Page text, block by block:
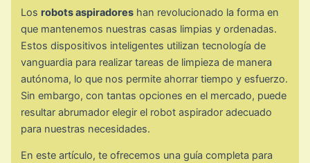
Los robots aspiradores han revolucionado la forma en
que mantenemos nuestras casas limpias y ordenadas.
Estos dispositivos inteligentes utilizan tecnología de
vanguardia para realizar tareas de limpieza de manera
autónoma, lo que nos permite ahorrar tiempo y esfuerzo.
Sin embargo, con tantas opciones en el mercado, puede
resultar abrumador elegir el robot aspirador adecuado
para nuestras necesidades.
En este artículo, te ofrecemos una guía completa para